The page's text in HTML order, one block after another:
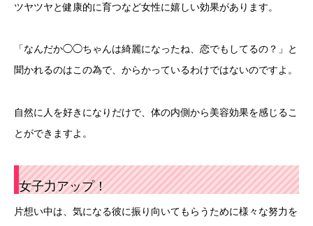
ツヤツヤと健康的に育つなど女性に嬉しい効果があります。
「なんだか◯◯ちゃんは綺麗になったね、恋でもしてるの？」と
聞かれるのはこの為で、からかっているわけではないのですよ。
自然に人を好きになりだけで、体の内側から美容効果を感じるこ
とができますよ。
女子力アップ！
片想い中は、気になる彼に振り向いてもらうために様々な努力を